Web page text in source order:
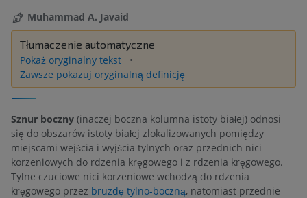
Muhammad A. Javaid
Tłumaczenie automatyczne
Pokaż oryginalny tekst
Zawsze pokazuj oryginalną definicję
Sznur boczny (inaczej boczna kolumna istoty białej) odnosi
się do obszarów istoty białej zlokalizowanych pomiędzy
miejscami wejścia i wyjścia tylnych oraz przednich nici
korzeniowych do rdzenia kręgowego i z rdzenia kręgowego.
Tylne czuciowe nici korzeniowe wchodzą do rdzenia
kręgowego przez bruzdę tylno-boczną, natomiast przednie